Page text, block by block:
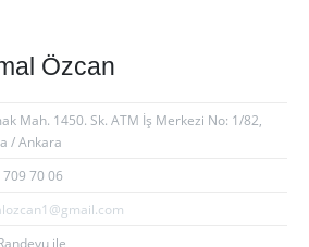
Özcan
Mah. 1450. Sk. ATM İş Merkezi No: 1/82,
/ Ankara
70 06
ile